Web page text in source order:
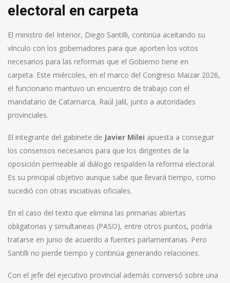
electoral en carpeta
El ministro del Interior, Diego Santilli, continúa aceitando su
vínculo con los gobernadores para que aporten los votos
necesarios para las reformas que el Gobierno tiene en
carpeta. Este miércoles, en el marco del Congreso Maizar 2026,
el funcionario mantuvo un encuentro de trabajo con el
mandatario de Catamarca, Raúl Jalil, junto a autoridades
provinciales.
El integrante del gabinete de Javier Milei apuesta a conseguir
los consensos necesarios para que los dirigentes de la
oposición permeable al diálogo respalden la reforma electoral.
Es su principal objetivo aunque sabe que llevará tiempo, como
sucedió con otras iniciativas oficiales.
En el caso del texto que elimina las primarias abiertas
obligatorias y simultaneas (PASO), entre otros puntos, podría
tratarse en junio de acuerdo a fuentes parlamentarias. Pero
Santilli no pierde tiempo y continúa generando relaciones.
Con el jefe del ejecutivo provincial además conversó sobre una